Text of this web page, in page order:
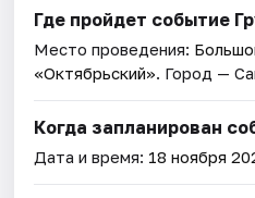
Где пройдет событие
Место проведения:
«Октябрьский». Город —
Когда запланирован
Дата и время: 18 ноября